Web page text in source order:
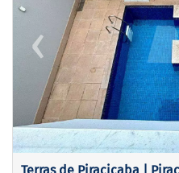
‹Previous